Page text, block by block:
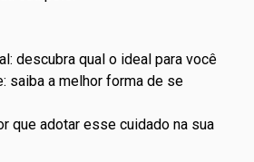
descubra qual o ideal para você
saiba a melhor forma de se
que adotar esse cuidado na sua